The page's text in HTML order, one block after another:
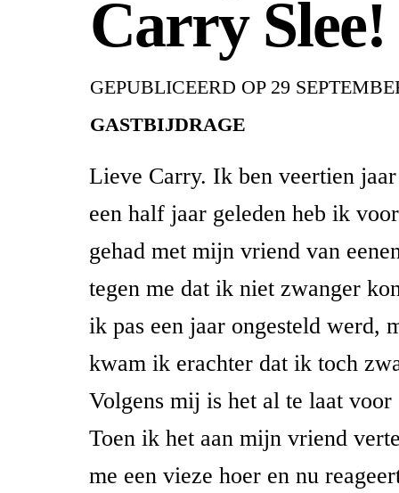
Carry Slee!
GEPUBLICEERD OP 29
GASTBIJDRAGE
Lieve Carry. Ik ben veertien
een half jaar geleden heb ik
gehad met mijn vriend van
tegen me dat ik niet zwanger
ik pas een jaar ongesteld werd,
kwam ik erachter dat ik toch
Volgens mij is het al te laat voor
Toen ik het aan mijn vriend
me een vieze hoer en nu